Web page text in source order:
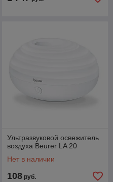
Ультразвуковой освежитель
воздуха Beurer LA 20
Нет в наличии
108 руб.